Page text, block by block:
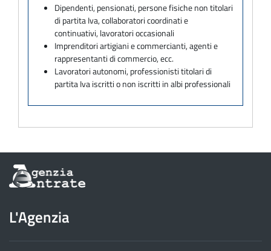
Dipendenti, pensionati, persone fisiche non titolari
di partita Iva, collaboratori coordinati e
continuativi, lavoratori occasionali
Imprenditori artigiani e commercianti, agenti e
rappresentanti di commercio, ecc.
Lavoratori autonomi, professionisti titolari di
partita Iva iscritti o non iscritti in albi professionali
Informazioni
sul
dell'Agenzia
delle
Entrate
L'Agenzia